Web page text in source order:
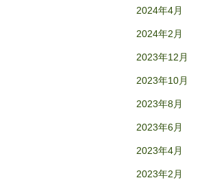
2024年4月
2024年2月
2023年12月
2023年10月
2023年8月
2023年6月
2023年4月
2023年2月